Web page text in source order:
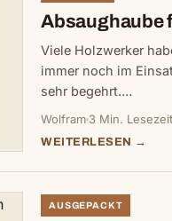
Absaughaube
Viele Holzwerker
immer noch im
sehr begehrt.…
Wolfram 3 Min. Lesezeit
WEITERLESEN →
AUSGEPACKT